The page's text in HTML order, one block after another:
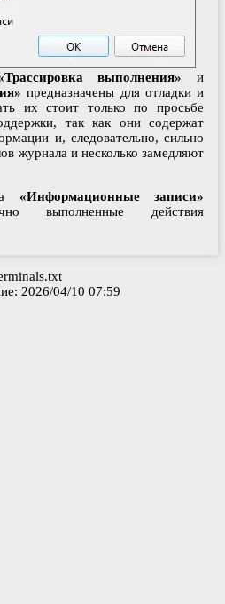
выполнения» и
предназначены для отладки и
их стоит только по просьбе
так как они содержат
и, следовательно, сильно
журнала и несколько замедляют
«Информационные записи»
выполненные действия
2026/04/10 07:59